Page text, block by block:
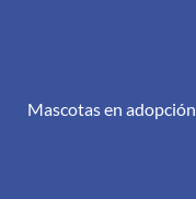
Mascotas en adopción